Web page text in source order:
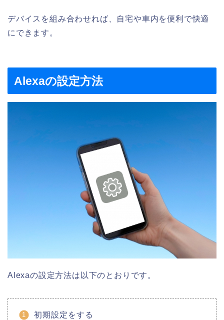
デバイスを組み合わせれば、自宅や車内を便利で快適
にできます。
Alexaの設定方法
Alexaの設定方法は以下のとおりです。
初期設定をする